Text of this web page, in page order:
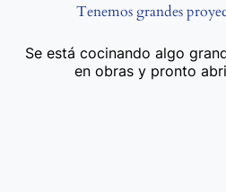
Tenemos grandes
Se está cocinando algo
en obras y pronto